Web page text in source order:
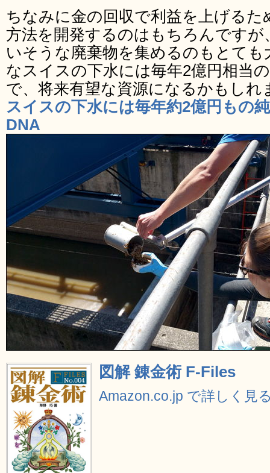
ちなみに金の回収で利益を上げるた
方法を開発するのはもちろんです
いそうな廃棄物を集めるのもとても
なスイスの下水には毎年2億円相当
で、将来有望な資源になるかもしれ
スイスの下水には毎年約2億円もの
DNA
図解 錬金術 F‐Files
Amazon.co.jp で詳しく見